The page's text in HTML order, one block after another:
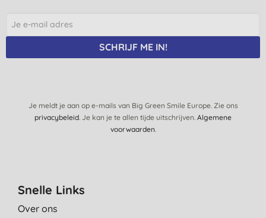
SCHRIJF ME IN!
Je meldt je aan op e-mails van Big Green Smile Europe. Zie ons
privacybeleid. Je kan je te allen tijde uitschrijven. Algemene
voorwaarden.
Snelle Links
Over ons